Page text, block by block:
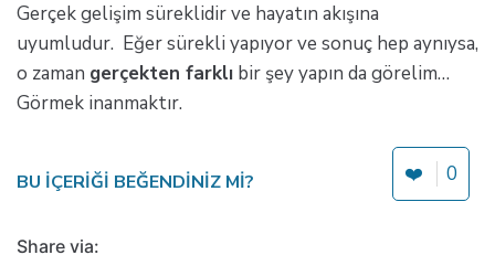
Gerçek gelişim süreklidir ve hayatın akışına
uyumludur. Eğer sürekli yapıyor ve sonuç hep aynıysa,
o zaman gerçekten farklı bir şey yapın da görelim…
Görmek inanmaktır.
BU IÇERIĞI BEĞENDINIZ MI? ❤️ 0
Share via: